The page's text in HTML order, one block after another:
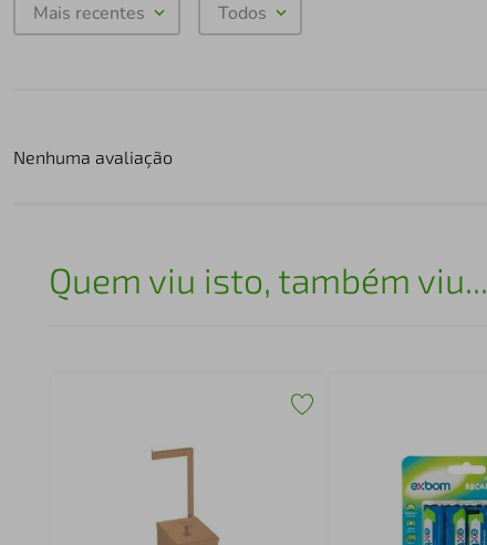
Mais recentes Todos
Nenhuma avaliação
Quem viu isto, também viu...